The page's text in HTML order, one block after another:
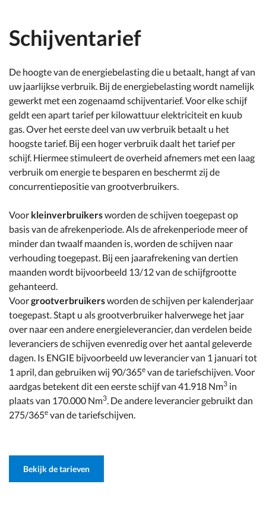
Schijventarief
De hoogte van de energiebelasting die u betaalt, hangt af van
uw jaarlijkse verbruik. Bij de energiebelasting wordt namelijk
gewerkt met een zogenaamd schijventarief. Voor elke schijf
geldt een apart tarief per kilowattuur elektriciteit en kuub
gas. Over het eerste deel van uw verbruik betaalt u het
hoogste tarief. Bij een hoger verbruik daalt het tarief per
schijf. Hiermee stimuleert de overheid afnemers met een laag
verbruik om energie te besparen en beschermt zij de
concurrentiepositie van grootverbruikers.
Voor kleinverbruikersworden de schijven toegepast op
basis van de afrekenperiode. Als de afrekenperiode meer of
minder dan twaalf maanden is, worden de schijven naar
verhouding toegepast. Bij een jaarafrekening van dertien
maanden wordt bijvoorbeeld 13/12 van de schijfgrootte
gehanteerd.
Voorgrootverbruikersworden de schijven per kalenderjaar
toegepast. Stapt u als grootverbruiker halverwege het jaar
over naar een andere energieleverancier, dan verdelen beide
leveranciers de schijven evenredig over het aantal geleverde
dagen. Is ENGIE bijvoorbeeld uw leverancier van 1 januari tot
1 april, dan gebruiken wij 90/365e van de tariefschijven. Voor
aardgas betekent dit een eerste schijf van 41.918 Nm3 in
plaats van 170.000 Nm3. De andere leverancier gebruikt dan
275/365e van de tariefschijven.
Bekijk de tarieven